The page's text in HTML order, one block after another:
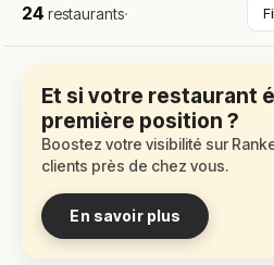
24 restaurants·
Et si votre restaurant
première position ?
Boostez votre visibilité sur
clients près de chez vous.
En savoir plus